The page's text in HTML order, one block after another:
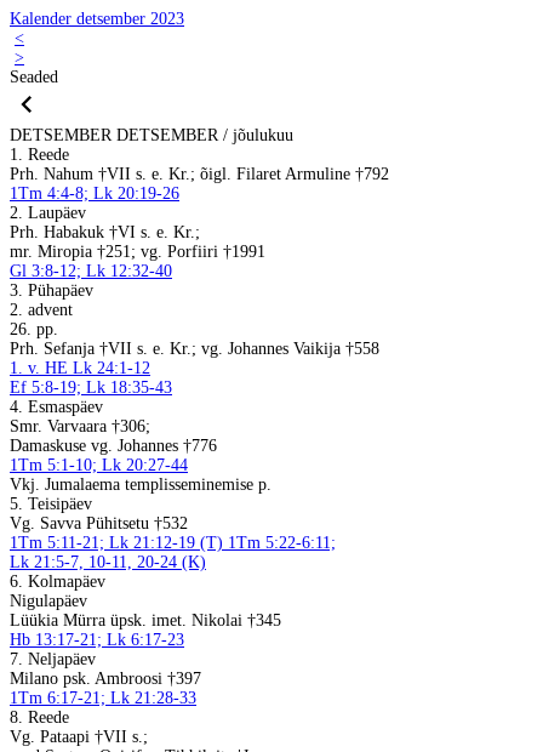
Kalender detsember 2023
<
>
Seaded
DETSEMBER DETSEMBER / jõulukuu
1. Reede
Prh. Nahum †VII s. e. Kr.; õigl. Filaret Armuline †792
1Tm 4:4-8; Lk 20:19-26
2. Laupäev
Prh. Habakuk †VI s. e. Kr.;
mr. Miropia †251; vg. Porfiiri †1991
Gl 3:8-12; Lk 12:32-40
3. Pühapäev
2. advent
26. pp.
Prh. Sefanja †VII s. e. Kr.; vg. Johannes Vaikija †558
1. v. HE Lk 24:1-12
Ef 5:8-19; Lk 18:35-43
4. Esmaspäev
Smr. Varvaara †306;
Damaskuse vg. Johannes †776
1Tm 5:1-10; Lk 20:27-44
Vkj. Jumalaema templisseminemise p.
5. Teisipäev
Vg. Savva Pühitsetu †532
1Tm 5:11-21; Lk 21:12-19 (T) 1Tm 5:22-6:11;
Lk 21:5-7, 10-11, 20-24 (K)
6. Kolmapäev
Nigulapäev
Lüükia Mürra üpsk. imet. Nikolai †345
Hb 13:17-21; Lk 6:17-23
7. Neljapäev
Milano psk. Ambroosi †397
1Tm 6:17-21; Lk 21:28-33
8. Reede
Vg. Pataapi †VII s.;